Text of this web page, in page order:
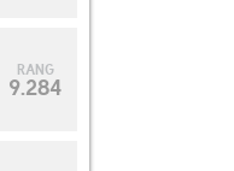
RANG
9.284